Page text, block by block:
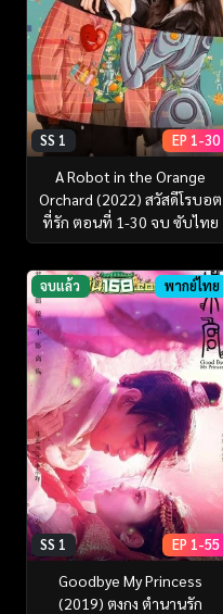
SS 1 EP 1-30
A Robot in the Orange
Orchard (2022) สวัสดีโรบอต
ที่รัก ตอนที่ 1-30 จบ ซับไทย
จบแล้ว พากย์ไทย
SS 1 EP 1-55
Goodbye My Princess
(2019) ตงกง ตำนานรัก